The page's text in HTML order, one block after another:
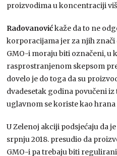
proizvodima u koncentraciji
Radovanovićkaže da to ne
korporacijama jer za njih znači
GMO-i moraju biti označeni, u
rasprostranjenom skepsom
dovelo je do toga da su
dvadesetak godina povučeni
uglavnom se koriste kao
U Zelenoj akciji podsjećaju da
srpnju 2018. presudio da
GMO-i pa trebaju biti